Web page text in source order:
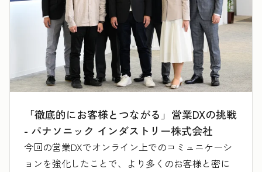
「徹底的にお客様とつながる」営業DXの挑戦
- パナソニック インダストリー株式会社
今回の営業DXでオンライン上でのコミュニケーシ
ョンを強化したことで、より多くのお客様と密に